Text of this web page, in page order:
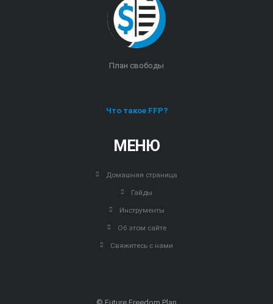
План свободы
Что такое FFP?
МЕНЮ
Домашняя страница
Гайды
Инструменты
Об этом сайте
Свяжитесь с нами